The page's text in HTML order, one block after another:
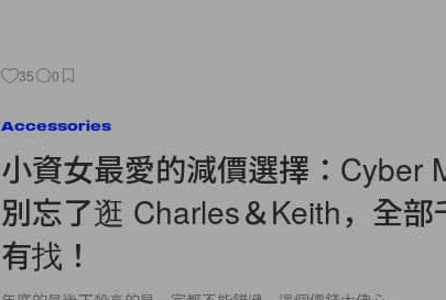
35 0
Accessories
小資女最愛的減價選擇：Cyber
別忘了逛 Charles＆Keith，全部
有找！